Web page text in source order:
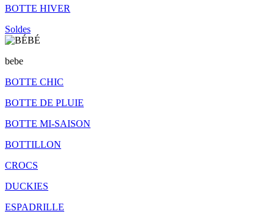
BOTTE HIVER
Soldes
bebe
BOTTE CHIC
BOTTE DE PLUIE
BOTTE MI-SAISON
BOTTILLON
CROCS
DUCKIES
ESPADRILLE